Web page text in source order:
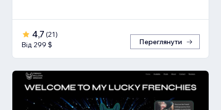
4,7 (21)
Від 299 $
Переглянути